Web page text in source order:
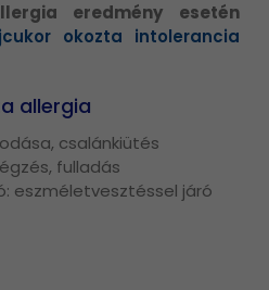
eredmény esetén
okozta intolerancia
allergia
csalánkiütés
fulladás
eszméletvesztéssel járó